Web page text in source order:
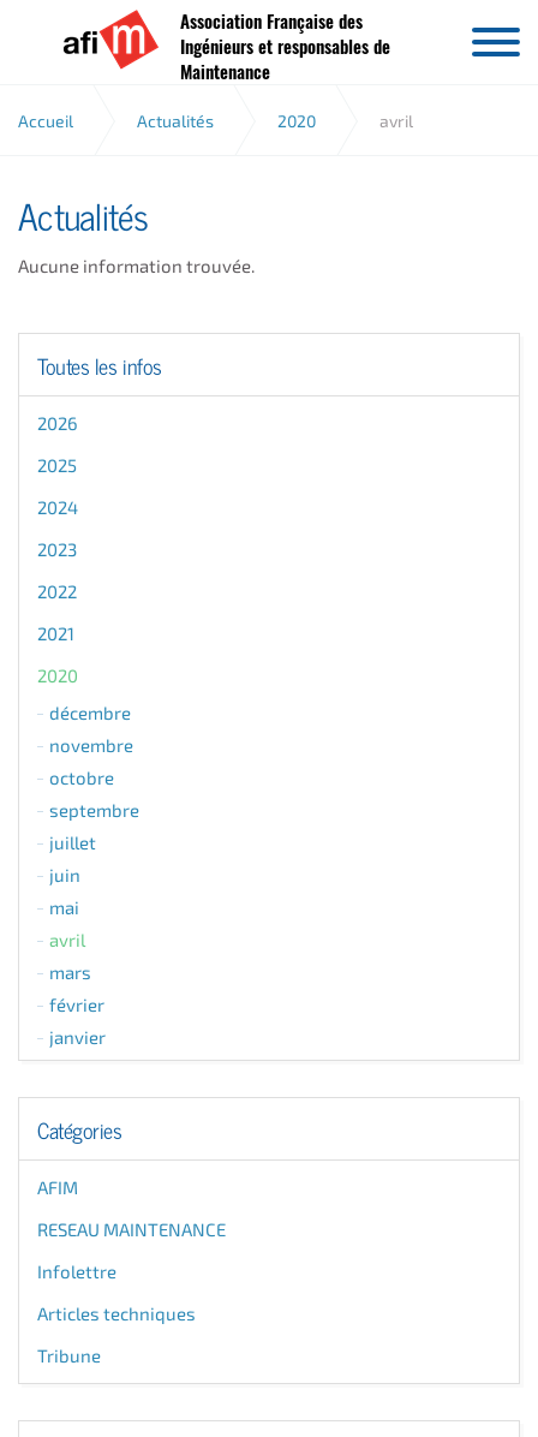
Aller au contenu
Association Française des
Ingénieurs et responsables de
Maintenance
Accueil Actualités 2020 avril
Actualités
Aucune information trouvée.
Toutes les infos
2026
2025
2024
2023
2022
2021
2020
décembre
novembre
octobre
septembre
juillet
juin
mai
avril
mars
février
janvier
Catégories
AFIM
RESEAU MAINTENANCE
Infolettre
Articles techniques
Tribune